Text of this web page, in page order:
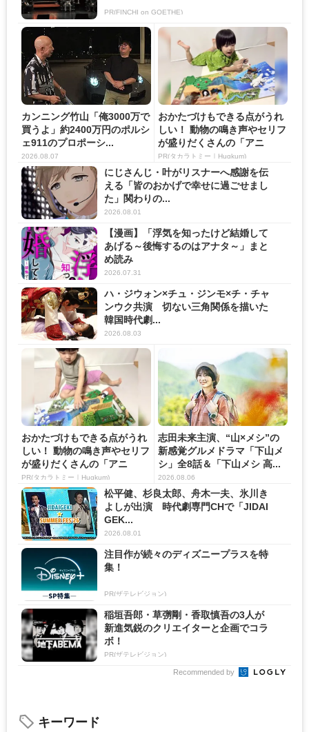
PR(FINCHI on GOETHE)
カンニング竹山「俺3000万で
買うよ」約2400万円のポルシ
ェ911のプロポーシ...
2026.08.07
おかたづけもできる点がうれ
しい！ 動物の鳴き声やセリフ
が盛りだくさんの「アニ
ア ...
PR(タカラトミー｜Hugkum)
にじさんじ・叶がリスナーへ感謝を伝
える「皆のおかげで幸せに過ごせまし
た」関わりの...
2026.08.01
【漫画】「浮気を知ったけど結婚して
あげる～後悔するのはアナタ～」まと
め読み
2026.07.31
ハ・ジウォン×チュ・ジンモ×チ・チャ
ンウク共演 切ない三角関係を描いた
韓国時代劇...
2026.08.03
おかたづけもできる点がうれ
しい！ 動物の鳴き声やセリフ
が盛りだくさんの「アニ
ア ...
PR(タカラトミー｜Hugkum)
志田未来主演、“山×メシ”の
新感覚グルメドラマ「下山メ
シ」全8話＆「下山メシ 高...
2026.08.06
松平健、杉良太郎、舟木一夫、氷川き
よしが出演 時代劇専門CHで「JIDAI
GEK...
2026.08.01
注目作が続々のディズニープラスを特
集！
PR(ザテレビジョン)
稲垣吾郎・草彅剛・香取慎吾の3人が
新進気鋭のクリエイターと企画でコラ
ボ！
PR(ザテレビジョン)
Recommended by
キーワード